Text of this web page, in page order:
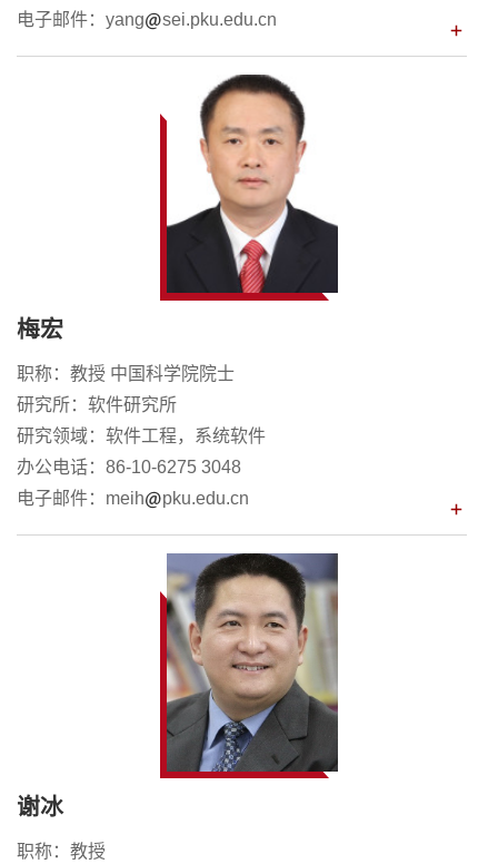
电子邮件：yang
sei.pku.edu.cn
梅宏
职称：教授 中国科学院院士
研究所：软件研究所
研究领域：软件工程，系统软件
办公电话：86-10-6275 3048
电子邮件：meih
pku.edu.cn
谢冰
职称：教授